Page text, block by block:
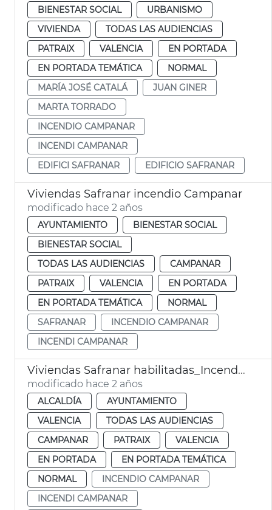
BIENESTAR SOCIAL
URBANISMO
VIVIENDA
TODAS LAS AUDIENCIAS
PATRAIX
VALENCIA
EN PORTADA
EN PORTADA TEMÁTICA
NORMAL
MARÍA JOSÉ CATALÁ
JUAN GINER
MARTA TORRADO
INCENDIO CAMPANAR
INCENDI CAMPANAR
EDIFICI SAFRANAR
EDIFICIO SAFRANAR
Viviendas Safranar incendio Campanar
modificado hace 2 años
AYUNTAMIENTO
BIENESTAR SOCIAL
BIENESTAR SOCIAL
TODAS LAS AUDIENCIAS
CAMPANAR
PATRAIX
VALENCIA
EN PORTADA
EN PORTADA TEMÁTICA
NORMAL
SAFRANAR
INCENDIO CAMPANAR
INCENDI CAMPANAR
Viviendas Safranar habilitadas_Incendio Campanar
modificado hace 2 años
ALCALDÍA
AYUNTAMIENTO
VALENCIA
TODAS LAS AUDIENCIAS
CAMPANAR
PATRAIX
VALENCIA
EN PORTADA
EN PORTADA TEMÁTICA
NORMAL
INCENDIO CAMPANAR
INCENDI CAMPANAR